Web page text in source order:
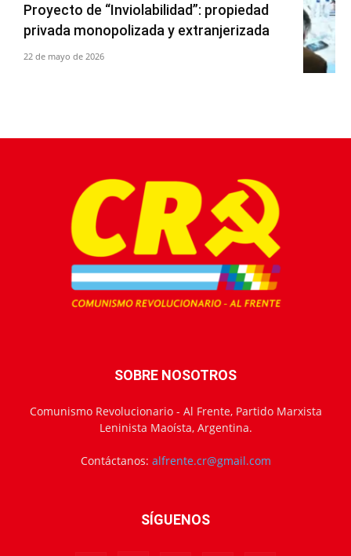
Proyecto de “Inviolabilidad”: propiedad
privada monopolizada y extranjerizada
22 de mayo de 2026
SOBRE NOSOTROS
Comunismo Revolucionario - Al Frente, Partido Marxista
Leninista Maoísta, Argentina.
Contáctanos: alfrente.cr@gmail.com
SÍGUENOS